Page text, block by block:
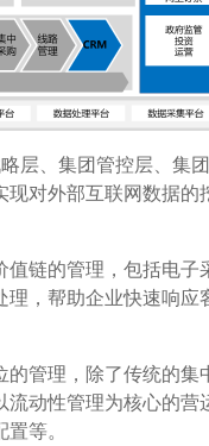
、集团管控层、集
对外部互联网数据的
的管理，包括电子
，帮助企业快速响应
管理，除了传统的集
动性管理为核心的营
等。